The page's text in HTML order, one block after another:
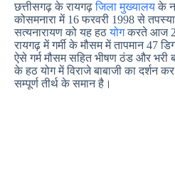
छत्तीसगढ़ के रायगढ़जिला मुख्यालयके
कोसमनारा में 16 फरवरी 1998 से तपस्या
सत्यनारायण को यह हठयोगकरते आज 25
रायगढ़ में गर्मी के मौसम में तापमान 47
ऐसे गर्म मौसम सहित भीषण ठंड और भरी
के हठ योग में विराजे बाबाजी का दर्शन
सम्पूर्ण तीर्थ के समान है।